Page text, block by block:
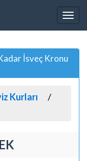
İsveç Kronu
Kurları